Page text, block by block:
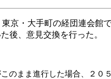
京・大手町の経団連会館
後、意見交換を行った。
まま進行した場合、２０